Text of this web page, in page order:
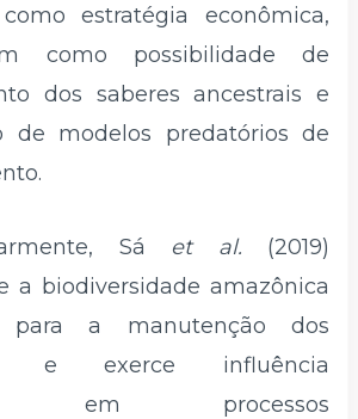
estratégia econômica,
como possibilidade de
dos saberes ancestrais e
de modelos predatórios de
Sá et al. (2019)
a biodiversidade amazônica
para a manutenção dos
e exerce influência
em processos